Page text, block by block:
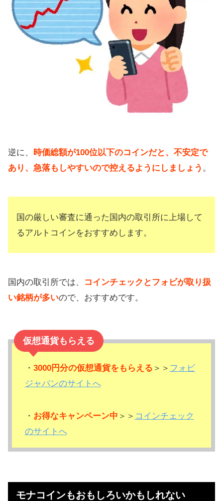
逆に、
時価総額が100位以下のコインだと、不安定で
あり、急落もしやすいので控えるようにしましょう 。
国の厳しい審査に通った国内の取引所に上場して
るアルトコインをおすすめします。
国内の取引所では、
コインチェックとフォビが取り扱
い銘柄が多いので、おすすめです。
仮想通貨もらえる
・ 3000円分の仮想通貨をもらえる ＞＞ フォビ
ジャパンのサイトへ
・ お得なキャンペーン中 ＞＞ コインチェック
のサイトへ
モナコインもおもしろいかもしれない